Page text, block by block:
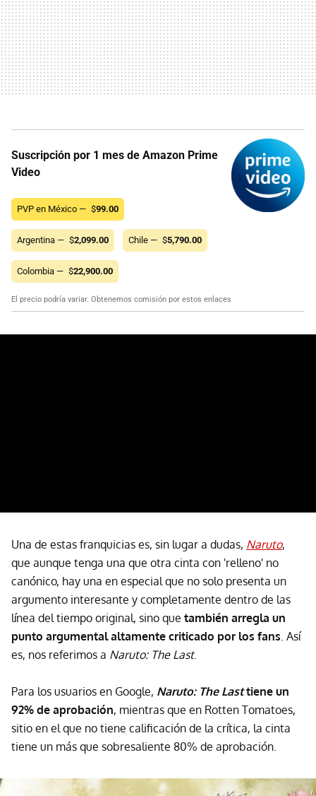
Suscripción por 1 mes de Amazon Prime
Video
PVP en México — $99.00
Argentina — $2,099.00 Chile — $5,790.00
Colombia — $22,900.00
El precio podría variar. Obtenemos comisión por estos enlaces
Una de estas franquicias es, sin lugar a dudas, Naruto,
que aunque tenga una que otra cinta con 'relleno' no
canónico, hay una en especial que no solo presenta un
argumento interesante y completamente dentro de las
línea del tiempo original, sino que también arregla un
punto argumental altamente criticado por los fans. Así
es, nos referimos a Naruto: The Last.
Para los usuarios en Google, Naruto: The Lasttiene un
92% de aprobación, mientras que en Rotten Tomatoes,
sitio en el que no tiene calificación de la crítica, la cinta
tiene un más que sobresaliente 80% de aprobación.